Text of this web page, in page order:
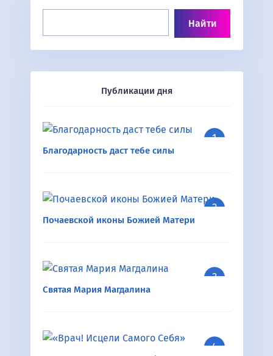
Публикации дня
Благодарность даст тебе силы
Почаевской иконы Божией Матери
Святая Мария Магдалина